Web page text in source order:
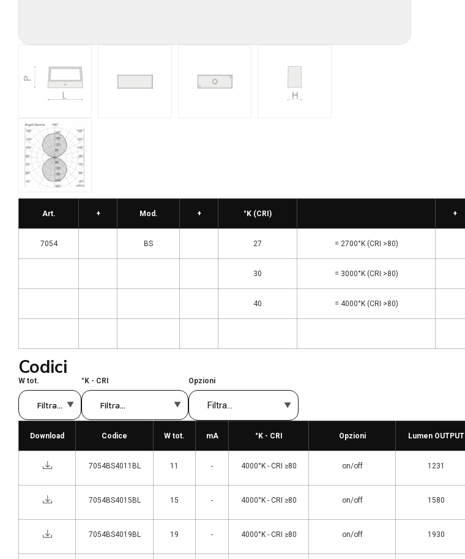
Art. + Mod. + °K (CRI) +
7054 BS 27 = 2700°K (CRI >80)
30 = 3000°K (CRI >80)
40 = 4000°K (CRI >80)
Codici
W tot. °K - CRI Opzioni
Download Codice W tot. mA °K - CRI Opzioni Lumen OUTPUT
7054BS4011BL 11 - 4000°K - CRI ≥80 on/off 1231
7054BS4015BL 15 - 4000°K - CRI ≥80 on/off 1580
7054BS4019BL 19 - 4000°K - CRI ≥80 on/off 1930